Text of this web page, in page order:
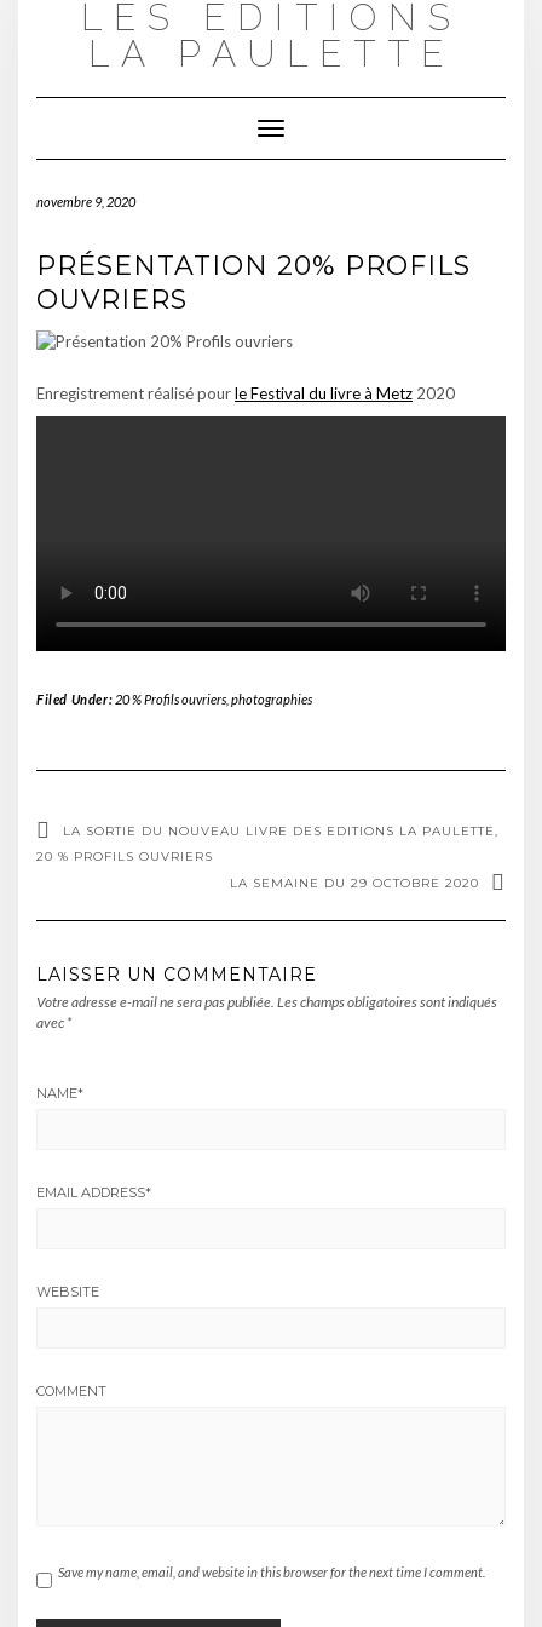
LES ÉDITIONS
LA PAULETTE
Toggle
Navigation
novembre 9, 2020
PRÉSENTATION 20% PROFILS
OUVRIERS
Enregistrement réalisé pourle Festival du livre à Metz 2020
Filed Under: 20 % Profils ouvriers, photographies
LA SORTIE DU NOUVEAU LIVRE DES EDITIONS LA PAULETTE,
20 % PROFILS OUVRIERS
LA SEMAINE DU 29 OCTOBRE 2020
LAISSER UN COMMENTAIRE
Votre adresse e-mail ne sera pas publiée. Les champs obligatoires sont indiqués
avec *
NAME*
EMAIL ADDRESS*
WEBSITE
COMMENT
Save my name, email, and website in this browser for the next time I comment.